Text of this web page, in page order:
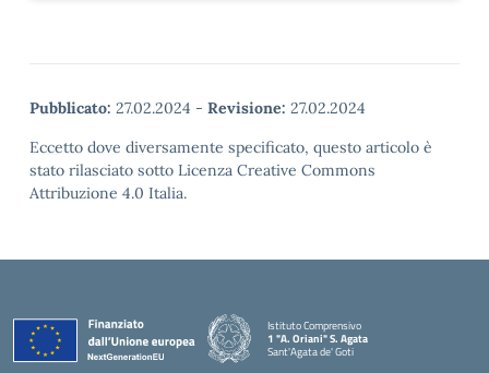
Pubblicato: 27.02.2024 - Revisione: 27.02.2024
Eccetto dove diversamente specificato, questo articolo è
stato rilasciato sotto Licenza Creative Commons
Attribuzione 4.0 Italia.
Istituto Comprensivo
1 "A. Oriani" S. Agata
Sant'Agata de' Goti
— Visita la pagina iniziale della scuola